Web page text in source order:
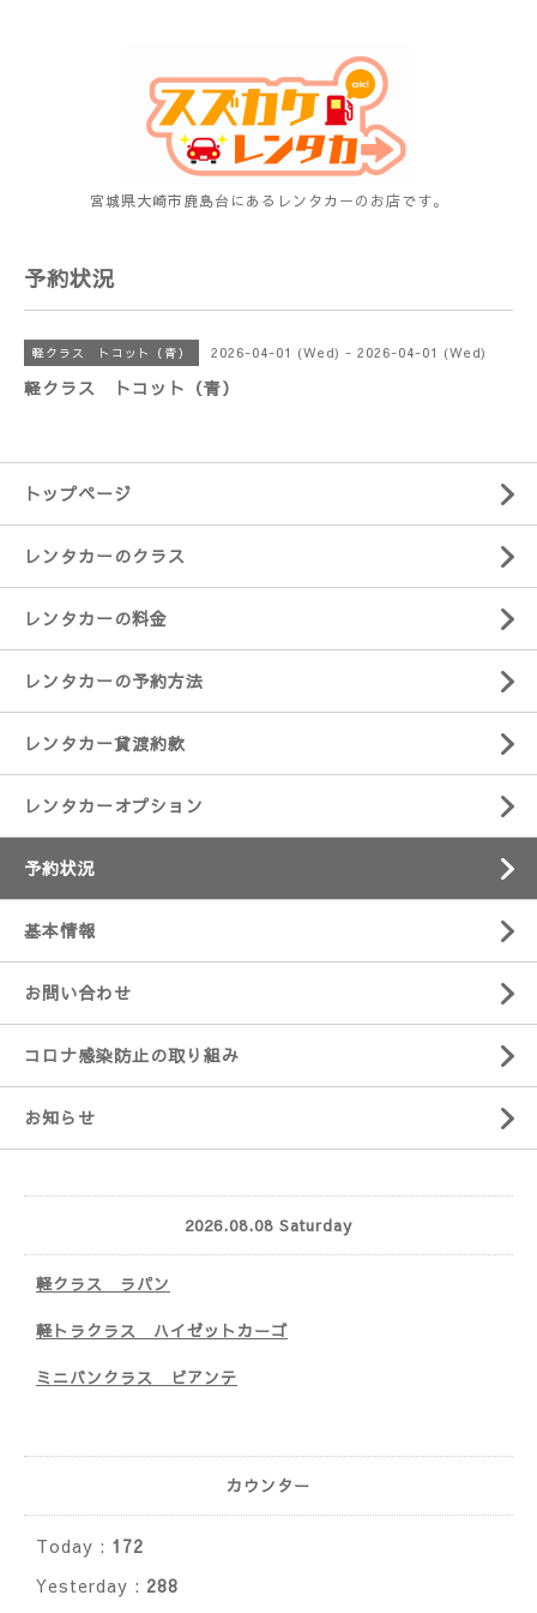
宮城県大崎市鹿島台にあるレンタカーのお店です。
予約状況
軽クラス トコット（青） 2026-04-01 (Wed) - 2026-04-01 (Wed)
軽クラス トコット（青）
トップページ
レンタカーのクラス
レンタカーの料金
レンタカーの予約方法
レンタカー貸渡約款
レンタカーオプション
予約状況
基本情報
お問い合わせ
コロナ感染防止の取り組み
お知らせ
2026.08.08 Saturday
軽クラス ラパン
軽トラクラス ハイゼットカーゴ
ミニバンクラス ビアンテ
カウンター
Today : 172
Yesterday : 288